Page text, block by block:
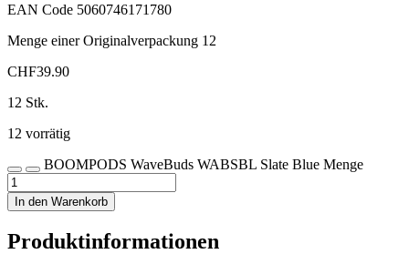
EAN Code 5060746171780
Menge einer Originalverpackung 12
CHF39.90
12 Stk.
12 vorrätig
BOOMPODS WaveBuds WABSBL Slate Blue Menge
In den Warenkorb
Produktinformationen